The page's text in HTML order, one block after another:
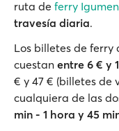
ruta de ferry
travesía diaria.
Los billetes de ferry
cuestan entre 6 € y
€ y 47 € (billetes de
cualquiera de las
min - 1 hora y 45